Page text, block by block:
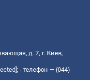
д. 7, г. Киев,
; - телефон — (044)